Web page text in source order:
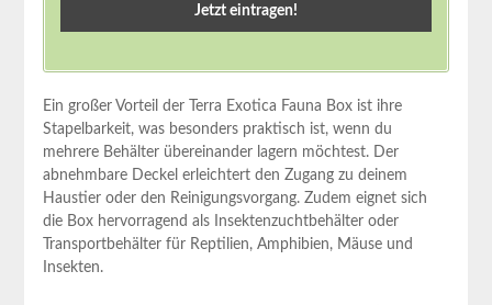
Ein großer Vorteil der ⁢Terra Exotica ⁤Fauna Box ist⁣ ihre
Stapelbarkeit, was besonders praktisch ist,‌ wenn du​
mehrere Behälter übereinander lagern möchtest. ​Der
abnehmbare Deckel erleichtert den ⁤Zugang zu deinem
Haustier oder den Reinigungsvorgang. Zudem‌ eignet ⁢sich
die Box hervorragend als Insektenzuchtbehälter ⁤oder
Transportbehälter für Reptilien, Amphibien, Mäuse und⁣
Insekten.